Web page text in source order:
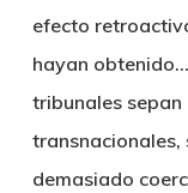
efecto
hayan
tribunales
transnacionales,
demasiado